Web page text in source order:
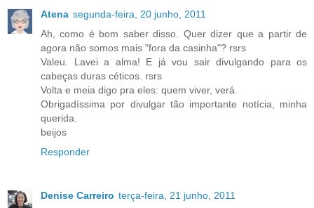
Atena segunda-feira, 20 junho, 2011
Ah, como é bom saber disso. Quer dizer que a partir de
agora não somos mais "fora da casinha"? rsrs
Valeu. Lavei a alma! E já vou sair divulgando para os
cabeças duras céticos. rsrs
Volta e meia digo pra eles: quem viver, verá.
Obrigadíssima por divulgar tão importante notícia, minha
querida.
beijos
Responder
Denise Carreiro terça-feira, 21 junho, 2011